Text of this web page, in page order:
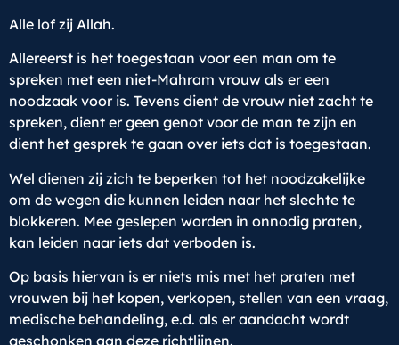
Alle lof zij Allah.
Allereerst is het toegestaan voor een man om te
spreken met een niet-Mahram vrouw als er een
noodzaak voor is. Tevens dient de vrouw niet zacht te
spreken, dient er geen genot voor de man te zijn en
dient het gesprek te gaan over iets dat is toegestaan.
Wel dienen zij zich te beperken tot het noodzakelijke
om de wegen die kunnen leiden naar het slechte te
blokkeren. Mee geslepen worden in onnodig praten,
kan leiden naar iets dat verboden is.
Op basis hiervan is er niets mis met het praten met
vrouwen bij het kopen, verkopen, stellen van een vraag,
medische behandeling, e.d. als er aandacht wordt
geschonken aan deze richtlijnen.